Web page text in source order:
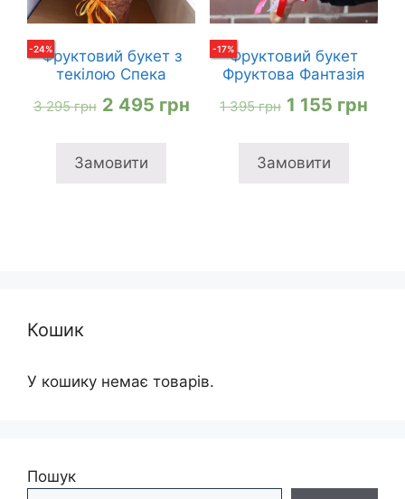
-24%
Фруктовий букет з
текілою Спека
3 295грн Оригінальна
3
2 495 грнПоточна
Замовити
-17%Фруктовий букет
Фруктова Фантазія
1 395грн Оригінальна
1
1 155 грн
Замовити
Кошик
У кошику немає товарів.
Пошук